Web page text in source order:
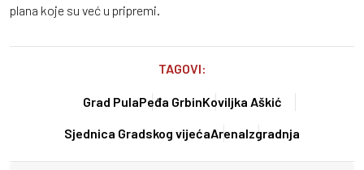
plana koje su već u pripremi.
TAGOVI:
Grad PulaPeđa GrbinKoviljka Aškić
Sjednica Gradskog vijećaArenaIzgradnja